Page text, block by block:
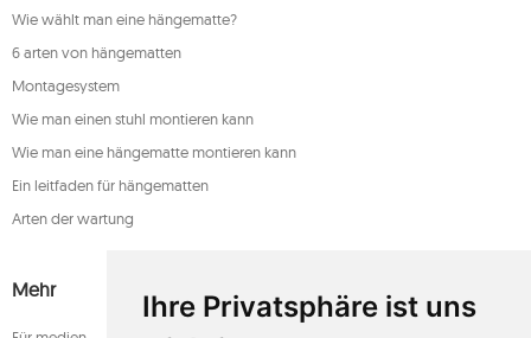
Ihre Privatsphäre ist uns
Wie wählt man eine hängematte?
6 arten von hängematten
Montagesystem
Wie man einen stuhl montieren kann
Wie man eine hängematte montieren kann
Ein leitfaden für hängematten
Arten der wartung
Mehr